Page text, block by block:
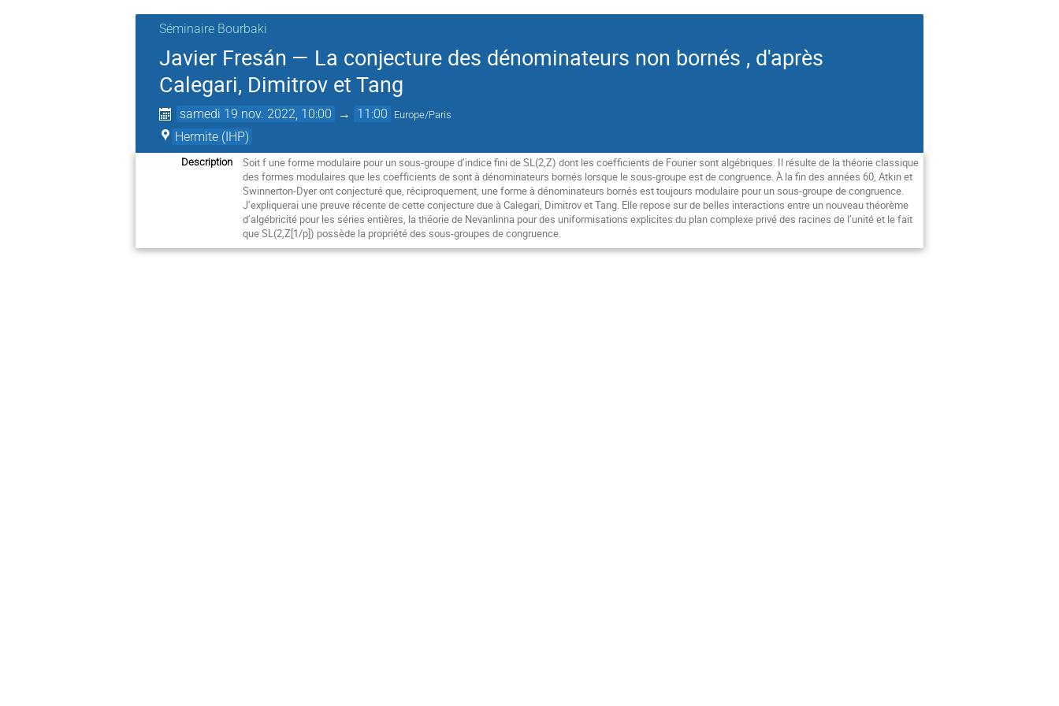
Séminaire Bourbaki
Javier Fresán — La conjecture des dénominateurs non bornés , d'après
Calegari, Dimitrov et Tang
samedi 19 nov. 2022, 10:00 → 11:00 Europe/Paris
Hermite (IHP)
Description
Soit f une forme modulaire pour un sous-groupe d’indice fini de SL(2,Z) dont les coefficients de Fourier sont algébriques. Il résulte de la théorie classique
des formes modulaires que les coefficients de sont à dénominateurs bornés lorsque le sous-groupe est de congruence. À la fin des années 60, Atkin et
Swinnerton-Dyer ont conjecturé que, réciproquement, une forme à dénominateurs bornés est toujours modulaire pour un sous-groupe de congruence.
J’expliquerai une preuve récente de cette conjecture due à Calegari, Dimitrov et Tang. Elle repose sur de belles interactions entre un nouveau théorème
d’algébricité pour les séries entières, la théorie de Nevanlinna pour des uniformisations explicites du plan complexe privé des racines de l’unité et le fait
que SL(2,Z[1/p]) possède la propriété des sous-groupes de congruence.